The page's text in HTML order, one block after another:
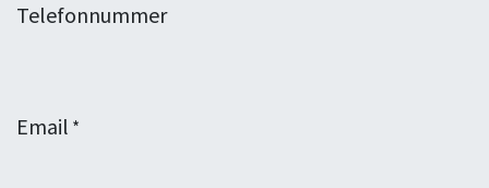
Telefonnummer
Email *